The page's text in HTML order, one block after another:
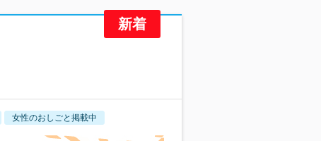
女性のおしごと掲載中